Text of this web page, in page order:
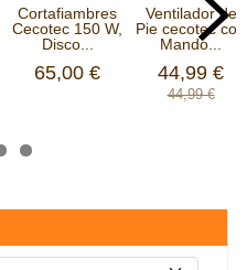
Cortafiambres
Cecotec 150 W,
Disco...
65,00 €
Ventilador de
Pie cecotec con
Mando...
44,99 €
44,99 €